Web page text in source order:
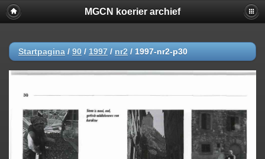
MGCN koerier archief
Startpagina / 90 / 1997 / nr2 / 1997-nr2-p30